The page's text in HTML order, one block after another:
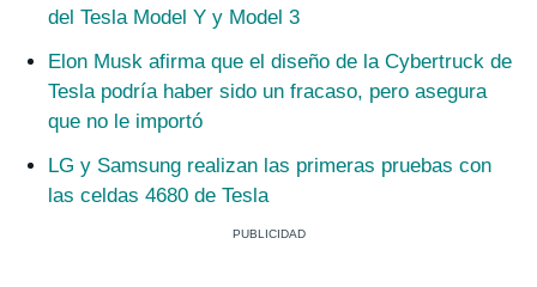
del Tesla Model Y y Model 3
Elon Musk afirma que el diseño de la Cybertruck de
Tesla podría haber sido un fracaso, pero asegura
que no le importó
LG y Samsung realizan las primeras pruebas con
las celdas 4680 de Tesla